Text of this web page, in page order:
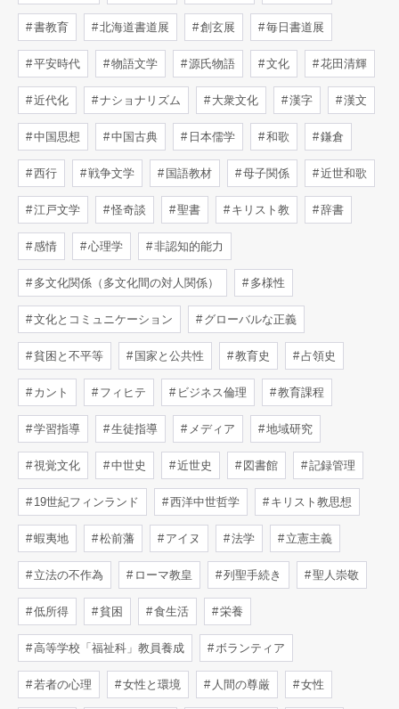
書教育 北海道書道展 創玄展 毎日書道展
平安時代 物語文学 源氏物語 文化 花田清輝
近代化 ナショナリズム 大衆文化 漢字 漢文
中国思想 中国古典 日本儒学 和歌 鎌倉
西行 戦争文学 国語教材 母子関係 近世和歌
江戸文学 怪奇談 聖書 キリスト教 辞書
感情 心理学 非認知的能力
多文化関係（多文化間の対人関係） 多様性
文化とコミュニケーション グローバルな正義
貧困と不平等 国家と公共性 教育史 占領史
カント フィヒテ ビジネス倫理 教育課程
学習指導 生徒指導 メディア 地域研究
視覚文化 中世史 近世史 図書館 記録管理
19世紀フィンランド 西洋中世哲学 キリスト教思想
蝦夷地 松前藩 アイヌ 法学 立憲主義
立法の不作為 ローマ教皇 列聖手続き 聖人崇敬
低所得 貧困 食生活 栄養
高等学校「福祉科」教員養成 ボランティア
若者の心理 女性と環境 人間の尊厳 女性